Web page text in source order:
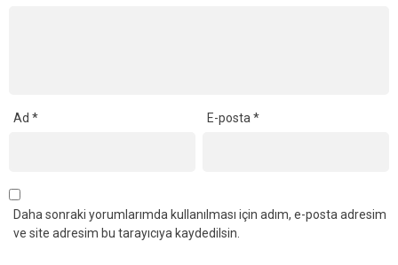
Ad * E-posta*
Daha sonraki yorumlarımda kullanılması için adım, e-posta adresim
ve site adresim bu tarayıcıya kaydedilsin.